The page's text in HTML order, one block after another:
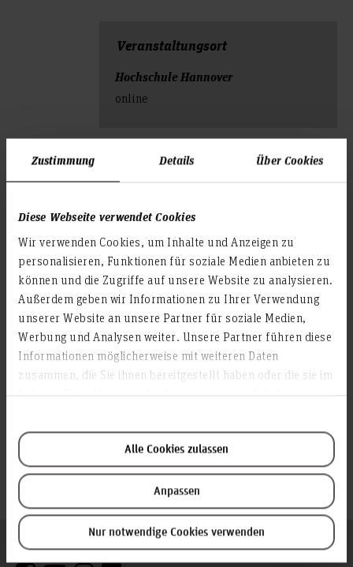
Zustimmung Details Über Cookies
Diese Webseite verwendet Cookies
Wir verwenden Cookies, um Inhalte und Anzeigen zu
personalisieren, Funktionen für soziale Medien anbieten zu
können und die Zugriffe auf unsere Website zu analysieren.
Außerdem geben wir Informationen zu Ihrer Verwendung
unserer Website an unsere Partner für soziale Medien,
Werbung und Analysen weiter. Unsere Partner führen diese
Informationen möglicherweise mit weiteren Daten
zusammen, die Sie ihnen bereitgestellt haben oder die sie im
Alle Cookies zulassen
Anpassen
Nur notwendige Cookies verwenden
Veranstal­tungs­ort
Hochschule Hannover
online
dieser Seite
.
Die Teilnahme an der Infoveranstaltung ist kostenlos. Der
Infoabend findet online statt.
Bitte melden Sie sich an bei:
Hochschule Hannover
HsH-Akademie
Frau Dr. Monika Büchler
Blumhardtstr. 2
30625 Hannover
Zum Seitenanfang
Folgen Sie uns